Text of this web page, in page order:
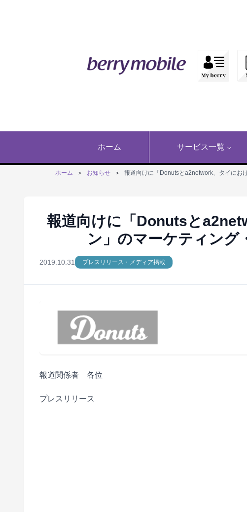
ホーム サービス一覧
ホーム ＞ お知らせ ＞ 報道向けに「Donutsとa2network、タイにお
報道向けに「Donutsと
ン」のマーケティング
2019.10.31 プレスリリース・メディア掲載
報道関係者 各位
プレスリリース